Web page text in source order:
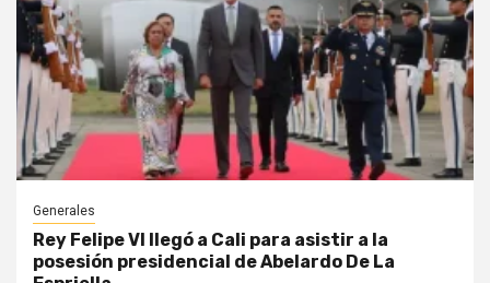
Generales
Rey Felipe VI llegó a Cali para asistir a la
posesión presidencial de Abelardo De La